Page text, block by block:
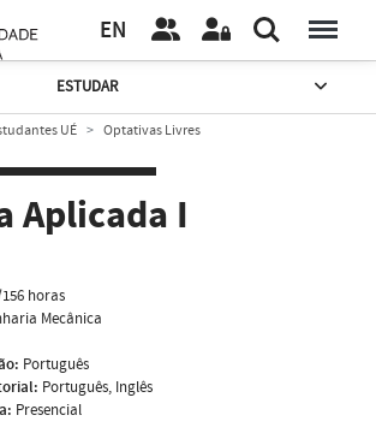
EN
ESTUDAR
UÉ Optativas Livres
Aplicada I
horas
Mecânica
Português
Português, Inglês
Presencial